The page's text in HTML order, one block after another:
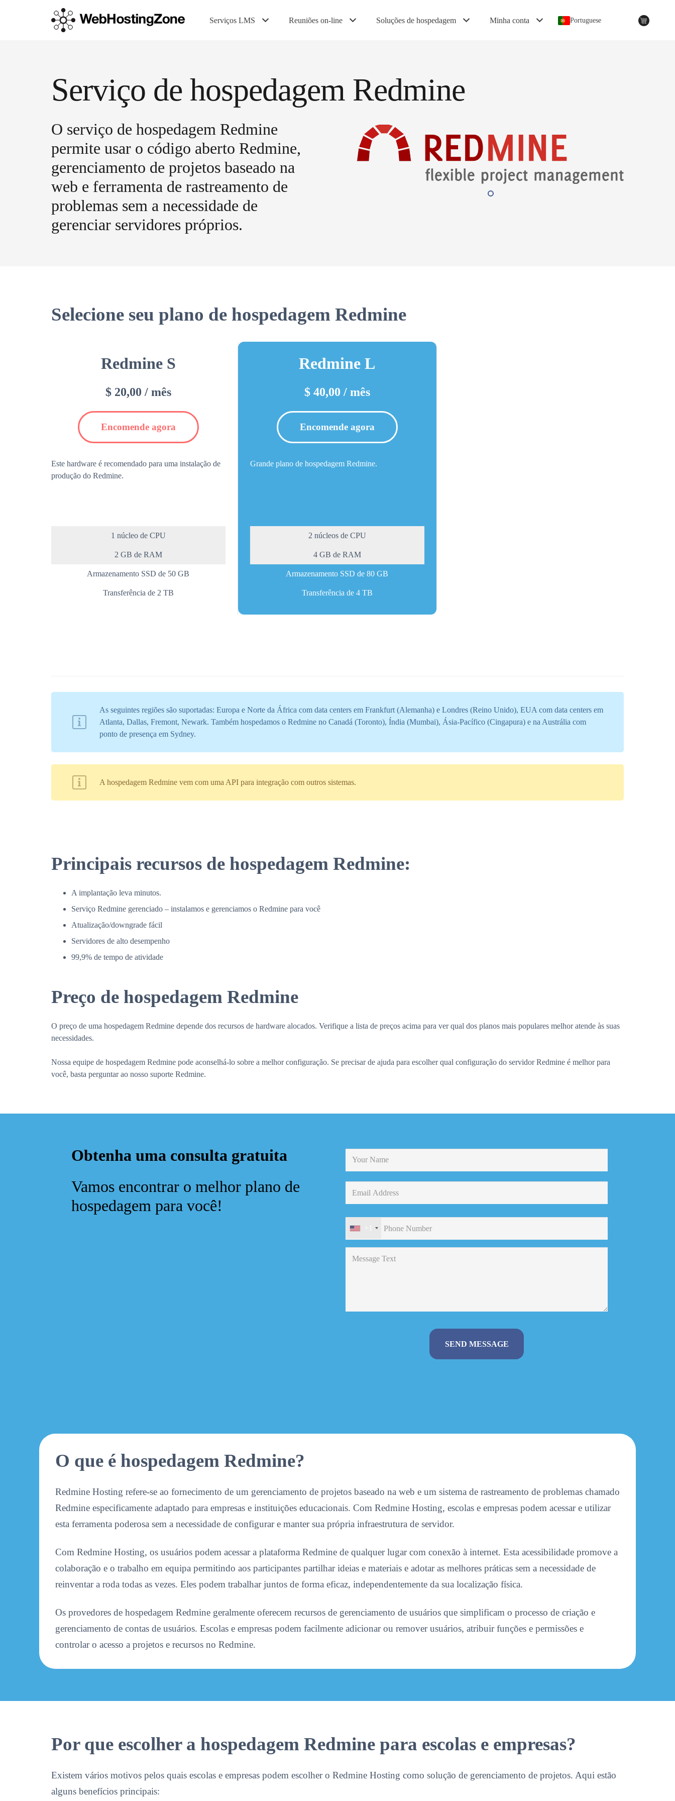
Serviços LMS Reuniões on-line Soluções de hospedagem Minha conta Portuguese
Serviço de hospedagem Redmine
O serviço de hospedagem Redmine
permite usar o código aberto Redmine,
gerenciamento de projetos baseado na
web e ferramenta de rastreamento de
problemas sem a necessidade de
gerenciar servidores próprios.
Selecione seu plano de hospedagem Redmine
Redmine S
$ 20,00 / mês
Encomende agora
Este hardware é recomendado para uma instalação de
produção do Redmine.
1 núcleo de CPU
2 GB de RAM
Armazenamento SSD de 50 GB
Transferência de 2 TB
Redmine L
$ 40,00 / mês
Encomende agora
Grande plano de hospedagem Redmine.
2 núcleos de CPU
4 GB de RAM
Armazenamento SSD de 80 GB
Transferência de 4 TB
As seguintes regiões são suportadas: Europa e Norte da África com data centers em Frankfurt (Alemanha) e Londres (Reino Unido), EUA com data centers em
Atlanta, Dallas, Fremont, Newark. Também hospedamos o Redmine no Canadá (Toronto), Índia (Mumbai), Ásia-Pacífico (Cingapura) e na Austrália com
ponto de presença em Sydney.
A hospedagem Redmine vem com uma API para integração com outros sistemas.
Principais recursos de hospedagem Redmine:
A implantação leva minutos.
Serviço Redmine gerenciado – instalamos e gerenciamos o Redmine para você
Atualização/downgrade fácil
Servidores de alto desempenho
99,9% de tempo de atividade
Preço de hospedagem Redmine
O preço de uma hospedagem Redmine depende dos recursos de hardware alocados. Verifique a lista de preços acima para ver qual dos planos mais populares melhor atende às suas
necessidades.
Nossa equipe de hospedagem Redmine pode aconselhá-lo sobre a melhor configuração. Se precisar de ajuda para escolher qual configuração do servidor Redmine é melhor para
você, basta perguntar ao nosso suporte Redmine.
Obtenha uma consulta gratuita
Vamos encontrar o melhor plano de
hospedagem para você!
O que é hospedagem Redmine?
Redmine Hosting refere-se ao fornecimento de um gerenciamento de projetos baseado na web e um sistema de rastreamento de problemas chamado
Redmine especificamente adaptado para empresas e instituições educacionais. Com Redmine Hosting, escolas e empresas podem acessar e utilizar
esta ferramenta poderosa sem a necessidade de configurar e manter sua própria infraestrutura de servidor.
Com Redmine Hosting, os usuários podem acessar a plataforma Redmine de qualquer lugar com conexão à internet. Esta acessibilidade promove a
colaboração e o trabalho em equipa permitindo aos participantes partilhar ideias e materiais e adotar as melhores práticas sem a necessidade de
reinventar a roda todas as vezes. Eles podem trabalhar juntos de forma eficaz, independentemente da sua localização física.
Os provedores de hospedagem Redmine geralmente oferecem recursos de gerenciamento de usuários que simplificam o processo de criação e
gerenciamento de contas de usuários. Escolas e empresas podem facilmente adicionar ou remover usuários, atribuir funções e permissões e
controlar o acesso a projetos e recursos no Redmine.
Por que escolher a hospedagem Redmine para escolas e empresas?
Existem vários motivos pelos quais escolas e empresas podem escolher o Redmine Hosting como solução de gerenciamento de projetos. Aqui estão
alguns benefícios principais: